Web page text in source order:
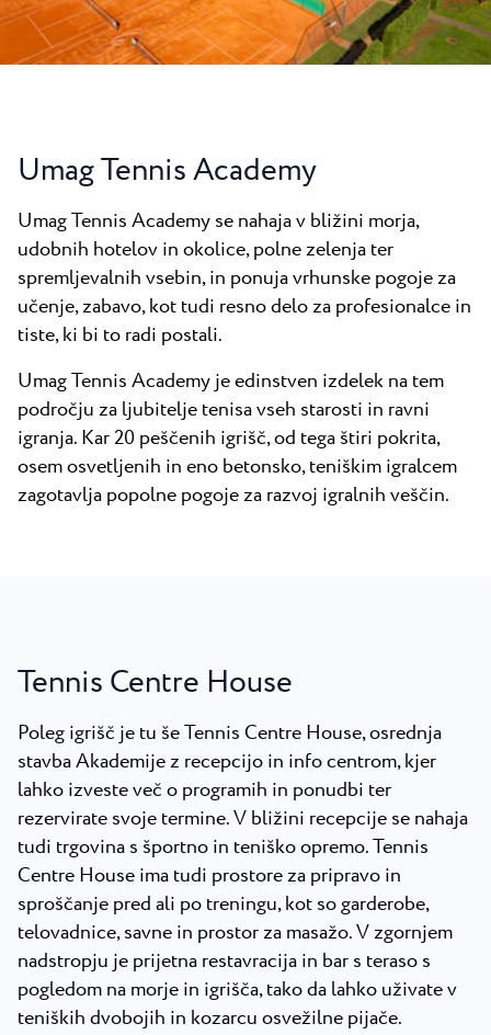
Camping Kanegra
Vsi kampi
Plaže
Plava Laguna Sport
Pepi Club
Raziščite vse
Novice
Kontakt
Umag Tennis Academy
Umag Tennis Academy se nahaja v bližini morja,
udobnih hotelov in okolice, polne zelenja ter
spremljevalnih vsebin, in ponuja vrhunske pogoje za
učenje, zabavo, kot tudi resno delo za profesionalce in
tiste, ki bi to radi postali.
Umag Tennis Academy je edinstven izdelek na tem
področju za ljubitelje tenisa vseh starosti in ravni
igranja. Kar 20 peščenih igrišč, od tega štiri pokrita,
osem osvetljenih in eno betonsko, teniškim igralcem
zagotavlja popolne pogoje za razvoj igralnih veščin.
Tennis Centre House
Poleg igrišč je tu še Tennis Centre House, osrednja
stavba Akademije z recepcijo in info centrom, kjer
lahko izveste več o programih in ponudbi ter
rezervirate svoje termine. V bližini recepcije se nahaja
tudi trgovina s športno in teniško opremo. Tennis
Centre House ima tudi prostore za pripravo in
sproščanje pred ali po treningu, kot so garderobe,
telovadnice, savne in prostor za masažo. V zgornjem
nadstropju je prijetna restavracija in bar s teraso s
pogledom na morje in igrišča, tako da lahko uživate v
teniških dvobojih in kozarcu osvežilne pijače.